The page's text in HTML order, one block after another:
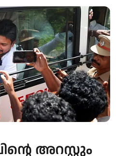
അറസ്റ്റും